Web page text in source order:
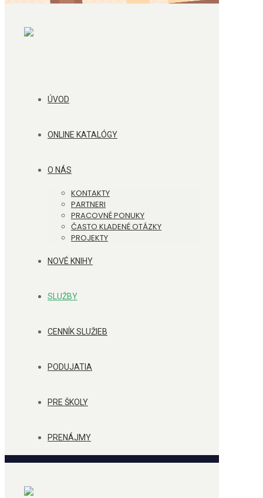
ÚVOD
ONLINE KATALÓGY
O NÁS
KONTAKTY
PARTNERI
PRACOVNÉ PONUKY
ČASTO KLADENÉ OTÁZKY
PROJEKTY
NOVÉ KNIHY
SLUŽBY
CENNÍK SLUŽIEB
PODUJATIA
PRE ŠKOLY
PRENÁJMY